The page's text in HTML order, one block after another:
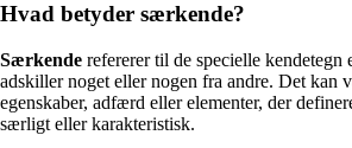
Hvad betyder særkende?
Særkende refererer til de specielle kendetegn
adskiller noget eller nogen fra andre. Det kan
egenskaber, adfærd eller elementer, der
særligt eller karakteristisk.